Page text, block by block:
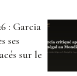
: Garcia
ses
sur le